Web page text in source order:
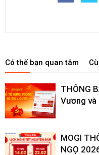
Có thể bạn quan tâm
THÔNG
Vương
MOGI
NGỌ